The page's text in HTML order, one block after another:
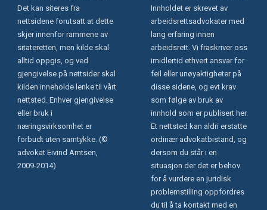
Det kan siteres fra
nettsidene forutsatt at dette
skjer innenfor rammene av
sitateretten, men kilde skal
alltid oppgis, og ved
gjengivelse på nettsider skal
kilden inneholde lenke til vårt
nettsted. Enhver gjengivelse
eller bruk i
næringsvirksomhet er
forbudt uten samtykke. (©
advokat Eivind Arntsen,
2009-2014)
Innholdet er skrevet av
arbeidsrettsadvokater med
lang erfaring innen
arbeidsrett. Vi fraskriver oss
imidlertid ethvert ansvar for
feil eller unøyaktigheter på
disse sidene, og evt krav
som følge av bruk av
innhold som er publisert her.
Et nettsted kan aldri erstatte
ordinær advokatbistand, og
dersom du står i en
situasjon der det er behov
for å vurdere en juridisk
problemstilling oppfordres
du til å ta kontakt med en